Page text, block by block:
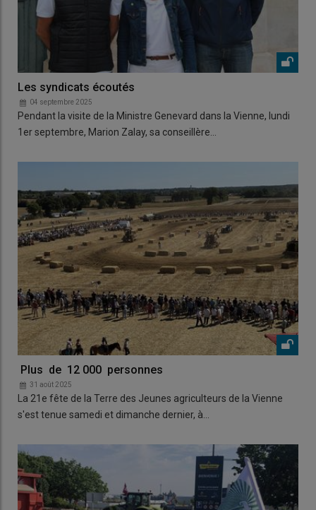
Les syndicats écoutés
04 septembre 2025
Pendant la visite de la Ministre Genevard dans la Vienne, lundi
1er septembre, Marion Zalay, sa conseillère…
Plus de 12 000 personnes
31 août 2025
La 21e fête de la Terre des Jeunes agriculteurs de la Vienne
s'est tenue samedi et dimanche dernier, à…